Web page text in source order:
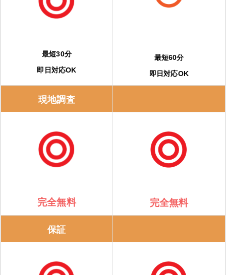
三菱電機
パナソニック
コロナ
エコキュートを交換するサインやタイミング
【動画で解説】「エコキュートを安く買う方法」を端的にまとめまし
た！
エコキュート交換・修理の流れ
最短30分
即日対応OK
最短60分
即日対応OK
現地調査
完全無料 完全無料
保証